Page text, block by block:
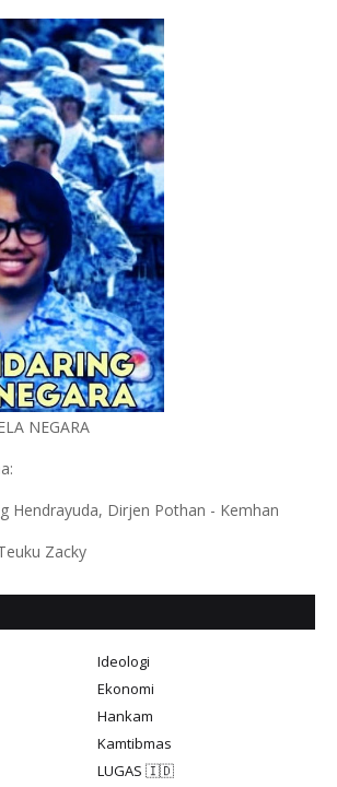
NEGARA
Hendrayuda, Dirjen Pothan - Kemhan
Zacky
Ideologi
Ekonomi
Hankam
Kamtibmas
LUGAS 🇮🇩